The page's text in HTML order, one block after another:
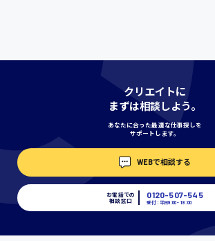
時給1400円〜
クリエイトに
まずは相談しよう。
あなたに合った最適な仕事探しを
サポートします。
WEBで相談する
お電話での
相談窓口
0120-507-545
受付：平日9:00 - 18:00